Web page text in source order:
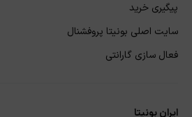
پیگیری خرید
سایت اصلی بونیتا پروفشنال
فعال سازی گارانتی
ایران بونیتا